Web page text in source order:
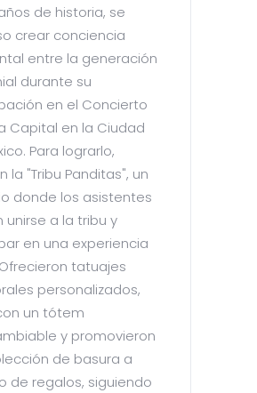
de historia, se
crear conciencia
entre la generación
durante su
en el Concierto
Capital en la Ciudad
Para lograrlo,
la "Tribu Panditas", un
donde los asistentes
unirse a la tribu y
en una experiencia
tatuajes
personalizados,
un tótem
y promovieron
de basura a
de regalos, siguiendo